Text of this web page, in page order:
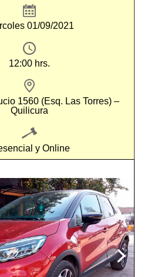
01/09/2021
12:00 hrs.
1560 (Esq. Las Torres) –
Quilicura
y Online